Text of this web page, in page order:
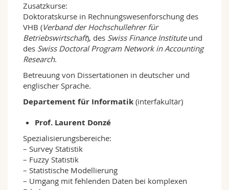
Zusatzkurse:
Doktoratskurse in Rechnungswesenforschung des
VHB (Verband der Hochschullehrer für
Betriebswirtschaft), des Swiss Finance Instituteund
des Swiss Doctoral Program Network in Accounting
Research.
Betreuung von Dissertationen in deutscher und
englischer Sprache.
Departement für Informatik (interfakultär)
Prof. Laurent Donzé
Spezialisierungsbereiche:
– Survey Statistik
– Fuzzy Statistik
– Statistische Modellierung
– Umgang mit fehlenden Daten bei komplexen